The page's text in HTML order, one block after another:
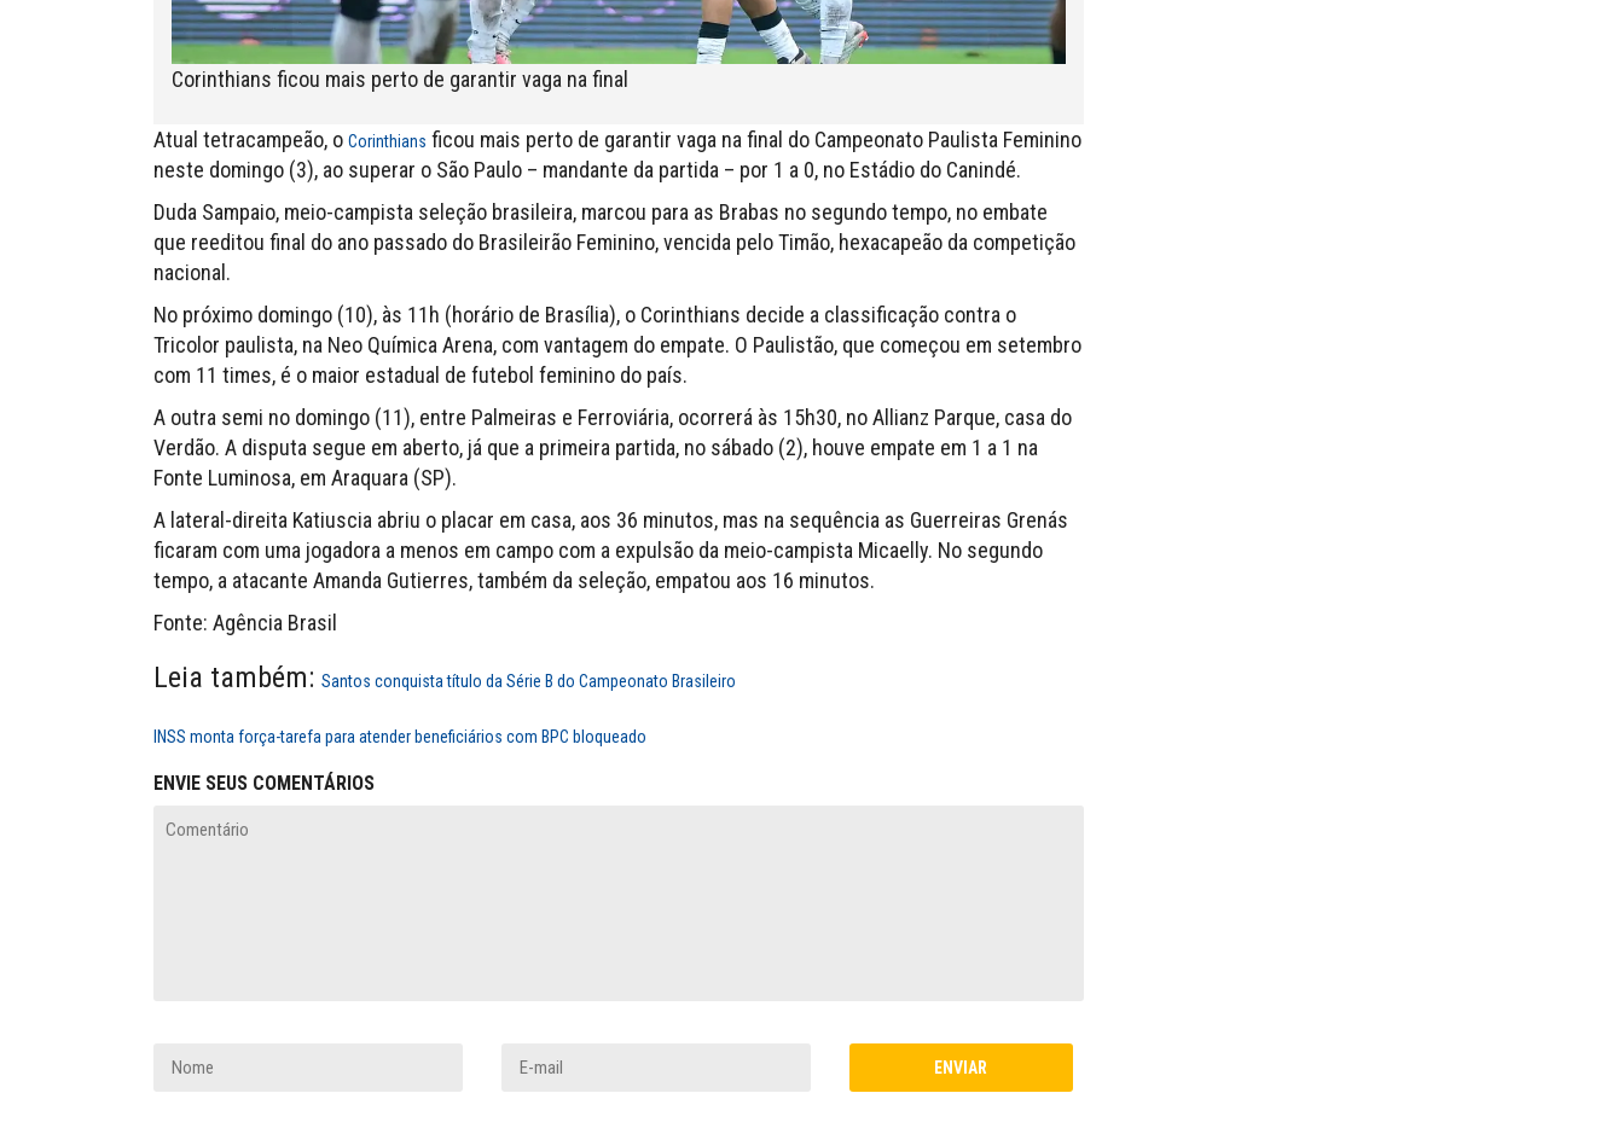
Corinthians ficou mais perto de garantir vaga na final
Atual tetracampeão, o Corinthians ficou mais perto de garantir vaga na final do Campeonato Paulista Feminino
neste domingo (3), ao superar o São Paulo – mandante da partida – por 1 a 0, no Estádio do Canindé.
Duda Sampaio, meio-campista seleção brasileira, marcou para as Brabas no segundo tempo, no embate
que reeditou final do ano passado do Brasileirão Feminino, vencida pelo Timão, hexacapeão da competição
nacional.
No próximo domingo (10), às 11h (horário de Brasília), o Corinthians decide a classificação contra o
Tricolor paulista, na Neo Química Arena, com vantagem do empate. O Paulistão, que começou em setembro
com 11 times, é o maior estadual de futebol feminino do país.
A outra semi no domingo (11), entre Palmeiras e Ferroviária, ocorrerá às 15h30, no Allianz Parque, casa do
Verdão. A disputa segue em aberto, já que a primeira partida, no sábado (2), houve empate em 1 a 1 na
Fonte Luminosa, em Araquara (SP).
A lateral-direita Katiuscia abriu o placar em casa, aos 36 minutos, mas na sequência as Guerreiras Grenás
ficaram com uma jogadora a menos em campo com a expulsão da meio-campista Micaelly. No segundo
tempo, a atacante Amanda Gutierres, também da seleção, empatou aos 16 minutos.
Fonte: Agência Brasil
Leia também: Santos conquista título da Série B do Campeonato Brasileiro
INSS monta força-tarefa para atender beneficiários com BPC bloqueado
ENVIE SEUS COMENTÁRIOS